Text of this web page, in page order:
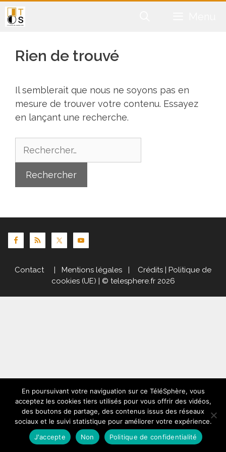
Aller
au
Rien de trouvé
Il semblerait que nous ne soyons pas en
mesure de trouver votre contenu. Essayez
en lançant une recherche.
Rechercher :
Contact| Mentions légales | Crédits | Politique de
cookies (UE) | © telesphere.fr 2026
En poursuivant votre naviguation sur ce TéléSphère, vous
acceptez les cookies tiers utilisés pour vous offrir des vidéos,
des boutons de partage, des contenus issus des réseaux
sociaux et le suivi statistique pour améliorer votre expérience.
J'accepte
Non Politique de confidentialité